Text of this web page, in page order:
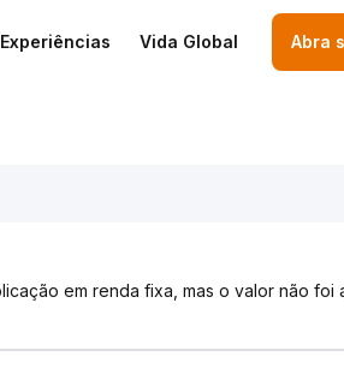
Experiências Vida Global Abra
em renda fixa, mas o valor não